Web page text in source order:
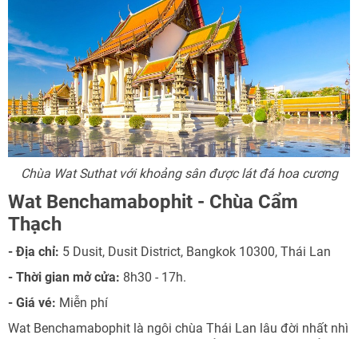
Chùa Wat Suthat với khoảng sân được lát đá hoa cương
Wat Benchamabophit - Chùa Cẩm
Thạch
- Địa chỉ: 5 Dusit, Dusit District, Bangkok 10300, Thái Lan
- Thời gian mở cửa: 8h30 - 17h.
- Giá vé: Miễn phí
Wat Benchamabophit là ngôi chùa Thái Lan lâu đời nhất nhì